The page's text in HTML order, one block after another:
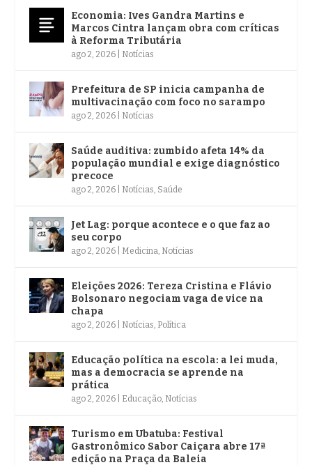
Economia: Ives Gandra Martins e
Marcos Cintra lançam obra com críticas
à Reforma Tributária
ago 2, 2026 Notícias
Prefeitura de SP inicia campanha de
multivacinação com foco no sarampo
ago 2, 2026 Notícias
Saúde auditiva: zumbido afeta 14% da
população mundial e exige diagnóstico
precoce
ago 2, 2026 Notícias, Saúde
Jet Lag: porque acontece e o que faz ao
seu corpo
ago 2, 2026 Medicina, Notícias
Eleições 2026: Tereza Cristina e Flávio
Bolsonaro negociam vaga de vice na
chapa
ago 2, 2026 Notícias, Política
Educação política na escola: a lei muda,
mas a democracia se aprende na
prática
ago 2, 2026 Educação, Notícias
Turismo em Ubatuba: Festival
Gastronômico Sabor Caiçara abre 17ª
edição na Praça da Baleia